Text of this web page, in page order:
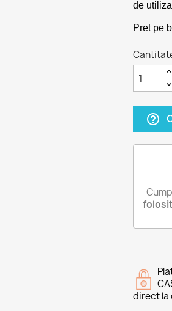
de
Pret pe
help_outline
direct la